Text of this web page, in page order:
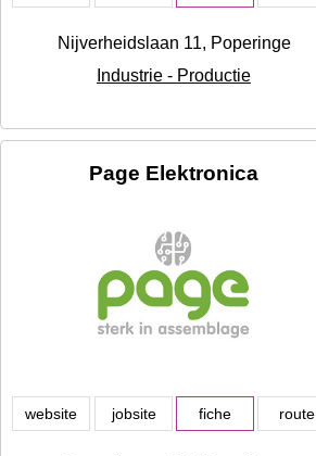
Nijverheidslaan 11, Poperinge
Industrie - Productie
Page Elektronica
website jobsite fiche route